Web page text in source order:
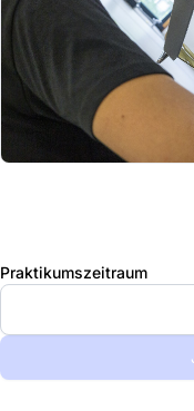
Praktikumszeitraum